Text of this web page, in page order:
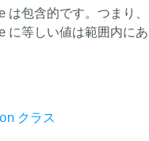
包含的です。つまり、
等しい値は範囲内にあ
クラス